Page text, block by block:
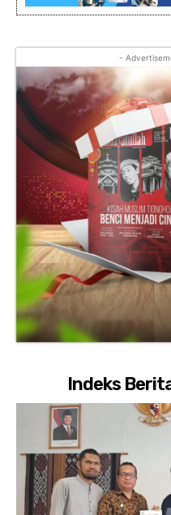
-
Indeks